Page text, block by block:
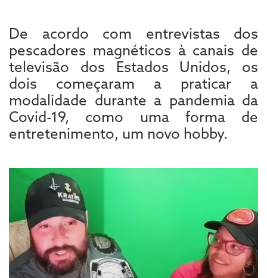
De acordo com entrevistas dos
pescadores magnéticos à canais de
televisão dos Estados Unidos, os
dois começaram a praticar a
modalidade durante a pandemia da
Covid-19, como uma forma de
entretenimento, um novo hobby.